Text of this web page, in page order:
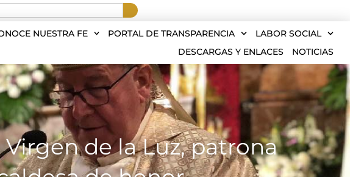
NUESTRA FE PORTAL DE TRANSPARENCIA
LABOR SOCIAL
DESCARGAS Y ENLACES
NOTICIAS
de la Luz, patrona